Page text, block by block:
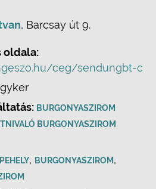
, Barcsay út 9.
oldala:
ceg/sendungbt-c
BURGONYASZIROM
BURGONYASZIROM
, BURGONYASZIROM,